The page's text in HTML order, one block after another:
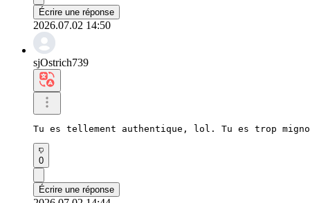
Écrire une réponse
2026.07.02 14:50
sjOstrich739
Tu es tellement authentique, lol. Tu es trop
0
Écrire une réponse